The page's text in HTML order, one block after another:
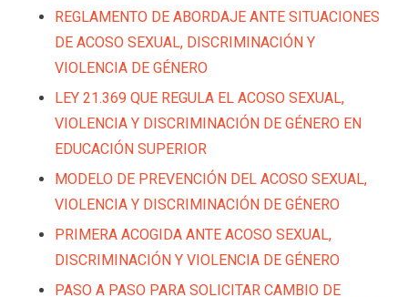
REGLAMENTO DE ABORDAJE ANTE SITUACIONES
DE ACOSO SEXUAL, DISCRIMINACIÓN Y
VIOLENCIA DE GÉNERO
LEY 21.369 QUE REGULA EL ACOSO SEXUAL,
VIOLENCIA Y DISCRIMINACIÓN DE GÉNERO EN
EDUCACIÓN SUPERIOR
MODELO DE PREVENCIÓN DEL ACOSO SEXUAL,
VIOLENCIA Y DISCRIMINACIÓN DE GÉNERO
PRIMERA ACOGIDA ANTE ACOSO SEXUAL,
DISCRIMINACIÓN Y VIOLENCIA DE GÉNERO
PASO A PASO PARA SOLICITAR CAMBIO DE